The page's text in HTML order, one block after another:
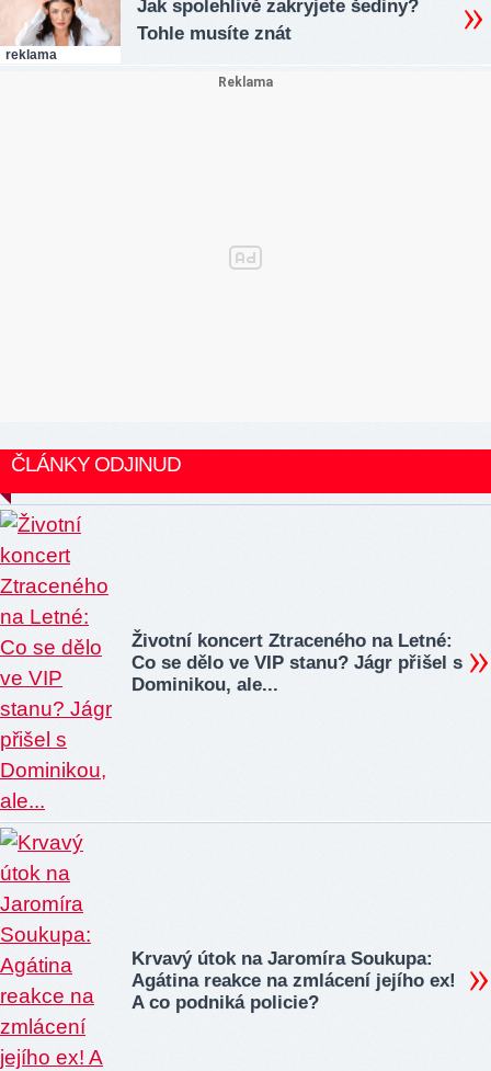
reklama
Jak spolehlivě zakryjete šediny?
Tohle musíte znát
ČLÁNKY ODJINUD
Životní koncert Ztraceného na Letné:
Co se dělo ve VIP stanu? Jágr přišel s
Dominikou, ale...
Krvavý útok na Jaromíra Soukupa:
Agátina reakce na zmlácení jejího ex!
A co podniká policie?